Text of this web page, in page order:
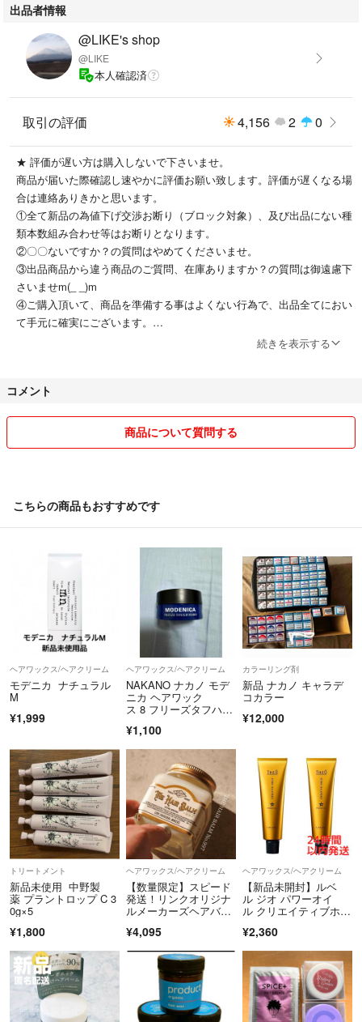
出品者情報
@LIKE's shop
@LIKE
本人確認済
取引の評価 4,156 2 0
★ 評価が遅い方は購入しないで下さいませ。
商品が届いた際確認し速やかに評価お願い致します。評価が遅くなる場
合は連絡ありきかと思います。
①全て新品の為値下げ交渉お断り（ブロック対象）、及び出品にない種
類本数組み合わせ等はお断りとなります。
②〇〇ないですか？の質問はやめてくださいませ。
③出品商品から違う商品のご質問、在庫ありますか？の質問は御遠慮下
さいませm(_ _)m
④ご購入頂いて、商品を準備する事はよくない行為で、出品全てにおい
て手元に確実にございます。
⑥出品に無いもの、出品した事の無いものにおいてのご質問もご遠慮下
★基本的には毎日発送、発送のタイミング時間は日によって異なりま
★ご購入については、コメント制ではない為購入希望等の事前コメント
の返信は控えさせて頂きますm(_ _)m
★発送は全て送料無料 日本郵便（ゆうパケットプラス、ゆうパック、
ゆうパケットポスト、ゆうパケットミニ） 、ヤマト運輸（宅急便、宅
★国内正規品・新品のお取扱い
★ 発送については、匿名配送、送料無料、
発送場所は関東圏内。
★商品の保管は物置がわりに借りてる賃貸アパートにて保管。自宅では
ない為、生活臭、ペット、喫煙等気にられる方も安心頂けます。
★配送は、購入頂いた1～3日以内の発送(土日祝日は除く場合あり)
万が一こちらの都合で発送が遅れる際には、必ずご連絡致します。
★発送後の発送日の依頼等はお客様においてご対応お願い致します。
★発送後、商品到着後⇨
申し訳ございませんが返品、交換等は一切お受けしてません。
★発送済の商品の破損等は一切責任を負いかねますのでご了承下さい。
その分しっかり梱包は行います。箱でお送り致します。
（商品発送時は新品状態で御座います。多くは配送、配達時の事故で御
座います。破損に関しては、各社配達配送業者にて保険が掛けられてお
り、各業者様にご連絡、破損商品を保管し、ご対応お願い致します。）
続きを表示する
コメント
商品について質問する
こちらの商品もおすすめです
ヘアワックス/ヘアクリーム
モデニカ ナチュラル
M
¥1,999
ヘアワックス/ヘアクリーム
NAKANO ナカノ モデ
ニカ ヘアワック
ス 8 フリーズタフハー
¥1,100
カラーリング剤
新品 ナカノ キャラデ
コカラー
¥12,000
トリートメント
新品未使用 中野製
薬 プラントロップ C 3
0g×5
¥1,800
ヘアワックス/ヘアクリーム
【数量限定】スピード
発送！リンクオリジナ
ルメーカーズヘアバー
¥4,095
ヘアワックス/ヘアクリーム
【新品未開封】ルベ
ル ジオ パワーオイ
ル クリエイティブホー
¥2,360